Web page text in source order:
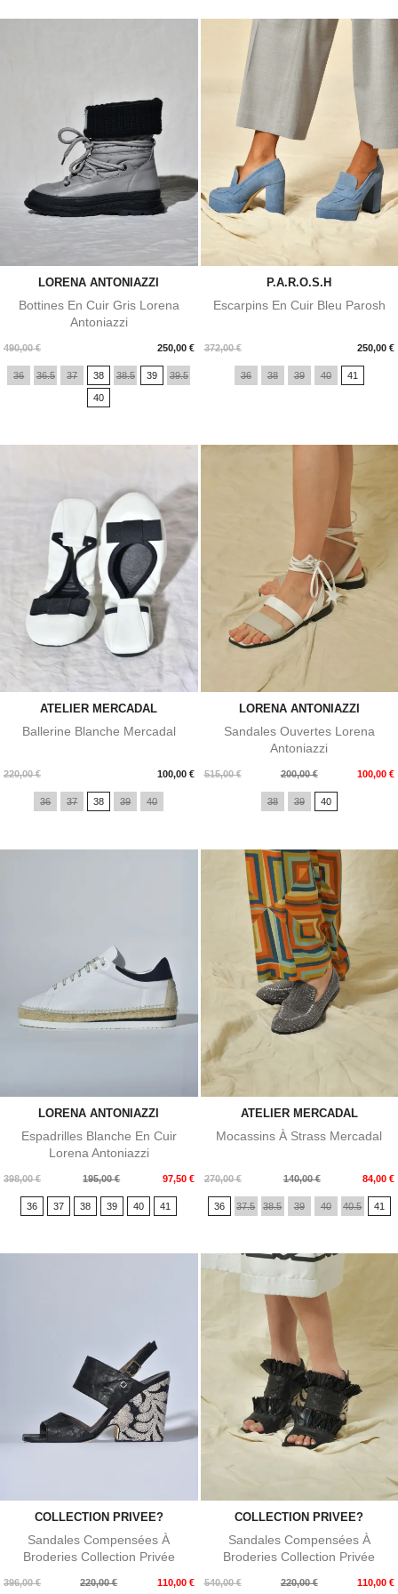
LORENA ANTONIAZZI
Bottines En Cuir Gris Lorena
Antoniazzi
490,00 € 250,00 €
Prix
36 36.5 37 38 38.5 39 39.5
40
P.A.R.O.S.H
Escarpins En Cuir Bleu Parosh
372,00 € 250,00 €
Prix
36 38 39 40 41
ATELIER MERCADAL
Ballerine Blanche Mercadal
220,00 € 100,00 €
Prix
36 37 38 39 40
LORENA ANTONIAZZI
Sandales Ouvertes Lorena
Antoniazzi
515,00 €
Prix
200,00 € 100,00 €
Prix
38 39 40
LORENA ANTONIAZZI
Espadrilles Blanche En Cuir
Lorena Antoniazzi
398,00 €
Prix
base
195,00 € 97,50 €
Prix
36 37 38 39 40 41
ATELIER MERCADAL
Mocassins À Strass Mercadal
270,00 €
Prix
de
base
140,00 € 84,00 €
Prix
36 37.5 38.5 39 40 40.5 41
COLLECTION PRIVEE?
Sandales Compensées À
Broderies Collection Privée
396,00 €
Prix 220,00 € 110,00 €
Prix
COLLECTION PRIVEE?
Sandales Compensées À
Broderies Collection Privée
540,00 €
Prix 220,00 € 110,00 €
Prix